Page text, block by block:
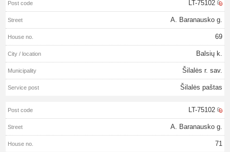
LT-75102
A. Baranausko g.
69
Balsių k.
Šilalės r. sav.
Šilalės paštas
LT-75102
A. Baranausko g.
71